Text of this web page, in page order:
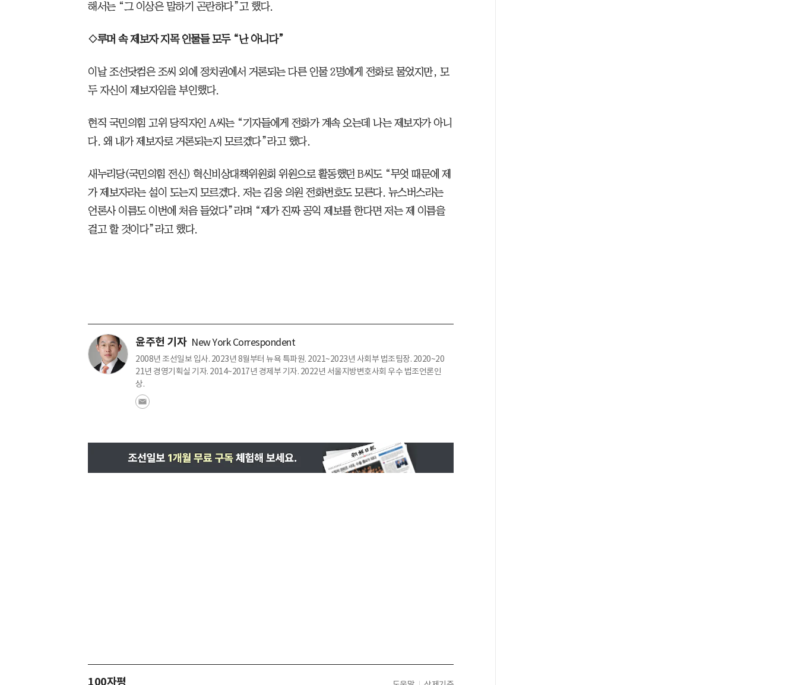
해서는 “그 이상은 말하기 곤란하다”고 했다.
◇루머 속 제보자 지목 인물들 모두 “난 아니다”
이날 조선닷컴은 조씨 외에 정치권에서 거론되는 다른 인물 2명에게 전화로 물었지만, 모
두 자신이 제보자임을 부인했다.
현직 국민의힘 고위 당직자인 A씨는 “기자들에게 전화가 계속 오는데 나는 제보자가 아니
다. 왜 내가 제보자로 거론되는지 모르겠다”라고 했다.
새누리당(국민의힘 전신) 혁신비상대책위원회 위원으로 활동했던 B씨도 “무엇 때문에 제
가 제보자라는 설이 도는지 모르겠다. 저는 김웅 의원 전화번호도 모른다. 뉴스버스라는
언론사 이름도 이번에 처음 들었다”라며 “제가 진짜 공익 제보를 한다면 저는 제 이름을
걸고 할 것이다”라고 했다.
윤주헌 기자 New York Correspondent
2008년 조선일보 입사. 2023년 8월부터 뉴욕 특파원. 2021~2023년 사회부 법조팀장. 2020~20
21년 경영기획실 기자. 2014~2017년 경제부 기자. 2022년 서울지방변호사회 우수 법조언론인
상.
100자평